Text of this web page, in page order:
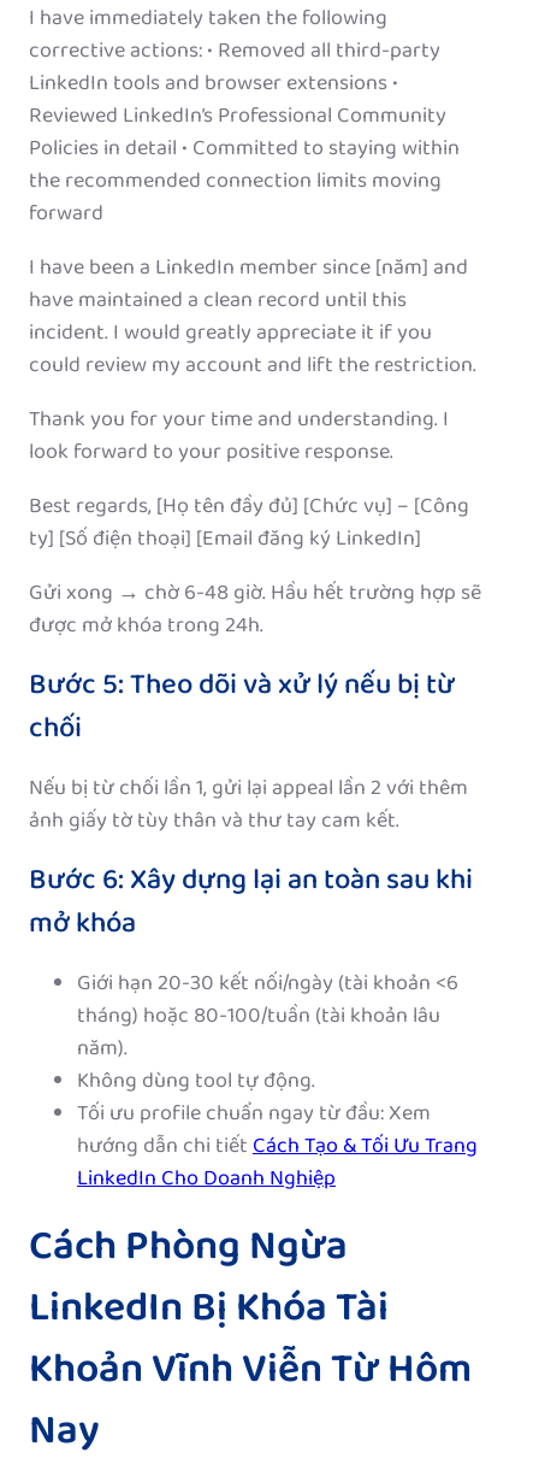
I have immediately taken the following
corrective actions: • Removed all third-party
LinkedIn tools and browser extensions •
Reviewed LinkedIn’s Professional Community
Policies in detail • Committed to staying within
the recommended connection limits moving
forward
I have been a LinkedIn member since [năm] and
have maintained a clean record until this
incident. I would greatly appreciate it if you
could review my account and lift the restriction.
Thank you for your time and understanding. I
look forward to your positive response.
Best regards, [Họ tên đầy đủ] [Chức vụ] – [Công
ty] [Số điện thoại] [Email đăng ký LinkedIn]
Gửi xong → chờ 6-48 giờ. Hầu hết trường hợp sẽ
được mở khóa trong 24h.
Bước 5: Theo dõi và xử lý nếu bị từ
chối
Nếu bị từ chối lần 1, gửi lại appeal lần 2 với thêm
ảnh giấy tờ tùy thân và thư tay cam kết.
Bước 6: Xây dựng lại an toàn sau khi
mở khóa
Giới hạn 20-30 kết nối/ngày (tài khoản <6
tháng) hoặc 80-100/tuần (tài khoản lâu
năm).
Không dùng tool tự động.
Tối ưu profile chuẩn ngay từ đầu: Xem
hướng dẫn chi tiếtCách Tạo & Tối Ưu Trang
LinkedIn Cho Doanh Nghiệp
Cách Phòng Ngừa
LinkedIn Bị Khóa Tài
Khoản Vĩnh Viễn Từ Hôm
Nay